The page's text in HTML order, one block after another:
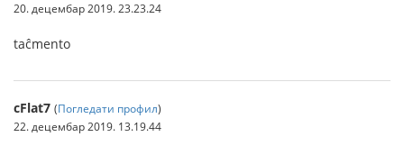
20. децембар 2019. 23.23.24
taĉmento
cFlat7 (Погледати профил)
22. децембар 2019. 13.19.44